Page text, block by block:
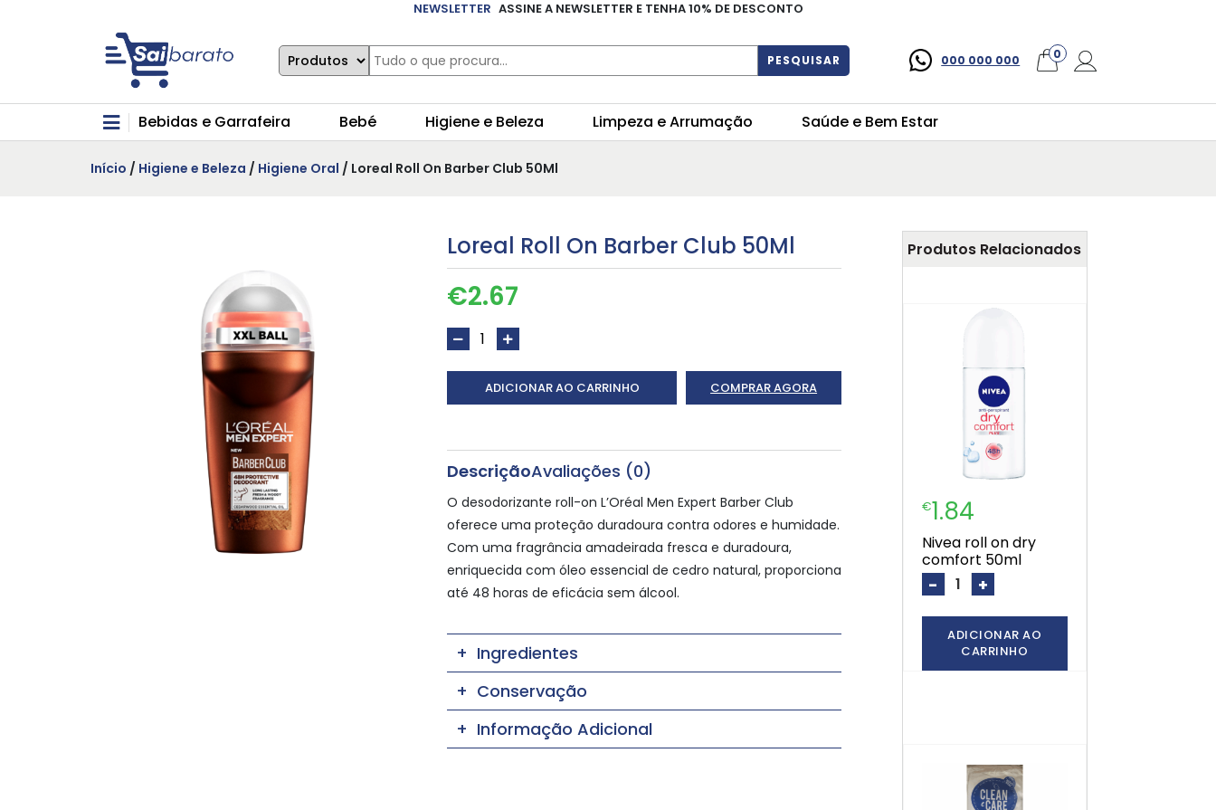
NEWSLETTER ASSINE A NEWSLETTER E TENHA 10% DE DESCONTO
PESQUISAR 000 000 000 0
Bebidas e Garrafeira Bebé Higiene e Beleza Limpeza e Arrumação Saúde e Bem Estar
Início / Higiene e Beleza / Higiene Oral / Loreal Roll On Barber Club 50Ml
Loreal Roll On Barber Club 50Ml
€2.67
ADICIONAR AO CARRINHO COMPRAR AGORA
DescriçãoAvaliações (0)
O desodorizante roll-on L’Oréal Men Expert Barber Club
oferece uma proteção duradoura contra odores e humidade.
Com uma fragrância amadeirada fresca e duradoura,
enriquecida com óleo essencial de cedro natural, proporciona
até 48 horas de eficácia sem álcool.
Ingredientes
Conservação
Informação Adicional
Produtos Relacionados
€1.84
nivea roll on dry
comfort 50ml
- +
ADICIONAR AO
CARRINHO